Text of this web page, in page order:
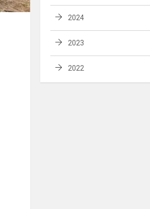
2024
2023
2022